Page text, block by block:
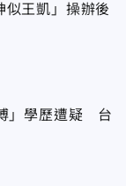
似王凱」操辦後
」學歷遭疑 台